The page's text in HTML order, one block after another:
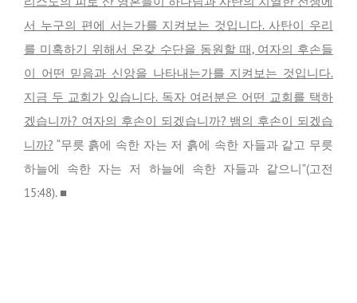
서 누구의 편에 서는가를 지켜보는 것입니다. 사탄이 우리
를 미혹하기 위해서 온갖 수단을 동원할 때, 여자의 후손들
이 어떤 믿음과 신앙을 나타내는가를 지켜보는 것입니다.
지금 두 교회가 있습니다. 독자 여러분은 어떤 교회를 택하
겠습니까? 여자의 후손이 되겠습니까? 뱀의 후손이 되겠습
니까? “무릇 흙에 속한 자는 저 흙에 속한 자들과 같고 무릇
하늘에 속한 자는 저 하늘에 속한 자들과 같으니”(고전
15:48). ■